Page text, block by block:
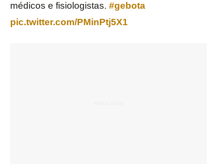
médicos e fisiologistas. #gebota
pic.twitter.com/PMinPtj5X1